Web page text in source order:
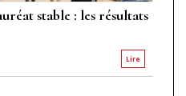
stable : les résultats
Lire